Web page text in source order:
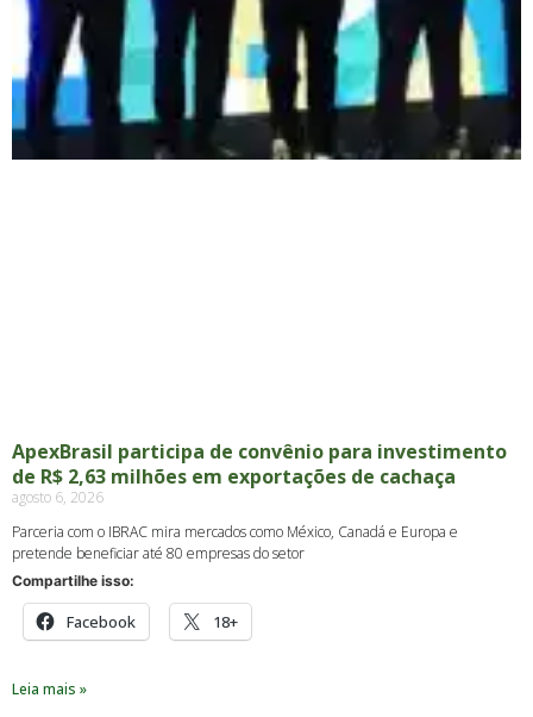
ApexBrasil participa de convênio para investimento
de R$ 2,63 milhões em exportações de cachaça
agosto 6, 2026
Parceria com o IBRAC mira mercados como México, Canadá e Europa e
pretende beneficiar até 80 empresas do setor
Compartilhe isso:
Facebook 18+
Leia mais »